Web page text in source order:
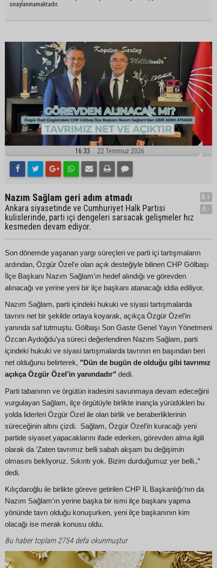
onaylanmamaktadır.
16:33 22 Temmuz 2026
Nazım Sağlam geri adım atmadı
Ankara siyasetinde ve Cumhuriyet Halk Partisi
kulislerinde, parti içi dengeleri sarsacak gelişmeler hız
kesmeden devam ediyor.
A+
A-
Son dönemde yaşanan yargı süreçleri ve parti içi tartışmaların
ardından, Özgür Özel’e olan açık desteğiyle bilinen CHP Gölbaşı
İlçe Başkanı Nazım Sağlam’ın hedef alındığı ve görevden
alınacağı ve yerine yeni bir ilçe başkanı atanacağı iddia ediliyor.
Nazım Sağlam, parti içindeki hukuki ve siyasi tartışmalarda
tavrını net bir şekilde ortaya koyarak, açıkça Özgür Özel’in
yanında saf tutmuştu. Gölbaşı Son Gaste Genel Yayın Yönetmeni
Özcan Aydoğdu’ya süreci değerlendiren Nazım Sağlam, parti
içindeki hukuki ve siyasi tartışmalarda tavrının en başından beri
net olduğunu belirterek, "Dün de bugün de olduğu gibi tavrımız
açıkça Özgür Özel’in yanındadır" dedi.
Parti tabanının ve örgütün iradesini savunmaya devam edeceğini
vurgulayan Sağlam, ilçe örgütüyle birlikte inançla yürüdükleri bu
yolda liderleri Özgür Özel ile olan birlik ve beraberliklerinin
süreceğinin altını çizdi. Sağlam, Özgür Özel’in kuracağı yeni
partide siyaset yapacaklarını ifade ederken, görevden alma ilgili
olarak da ‘Zaten tavrımız belli sabah akşam bu değişimin
olmasını bekliyoruz. Sıkıntı yok. Bizim durduğumuz yer belli.,”
dedi.
Kılıçdaroğlu ile birlikte göreve getirilen CHP İL Başkanlığı’nın da
Nazım Sağlam’ın yerine başka bir ismi ilçe başkanı yapma
yönünde tavrı olduğu konuşurken, yeni ilçe başkanının kim
olacağı ise merak konusu oldu.
Bu haber toplam 2754 defa okunmuştur